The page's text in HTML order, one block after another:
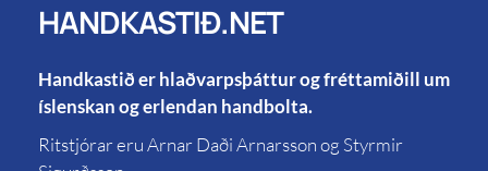
HANDKASTIÐ.NET
Handkastið er hlaðvarpsþáttur og fréttamiðill um
íslenskan og erlendan handbolta.
Ritstjórar eru Arnar Daði Arnarsson og Styrmir